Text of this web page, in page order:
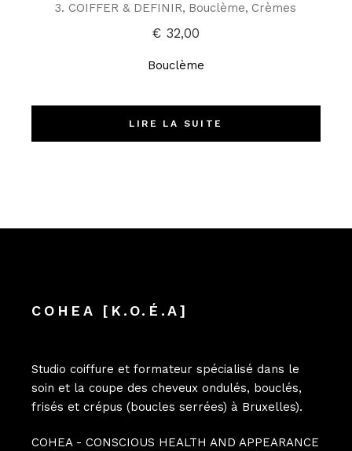
3. COIFFER & DEFINIR Bouclème Crèmes
€ 32,00
Bouclème
LIRE LA SUITE
COHEA [K.O.É.A]
Studio coiffure et formateur spécialisé dans le
soin et la coupe des cheveux ondulés, bouclés,
frisés et crépus (boucles serrées) à Bruxelles).
COHEA - CONSCIOUS HEALTH AND APPEARANCE